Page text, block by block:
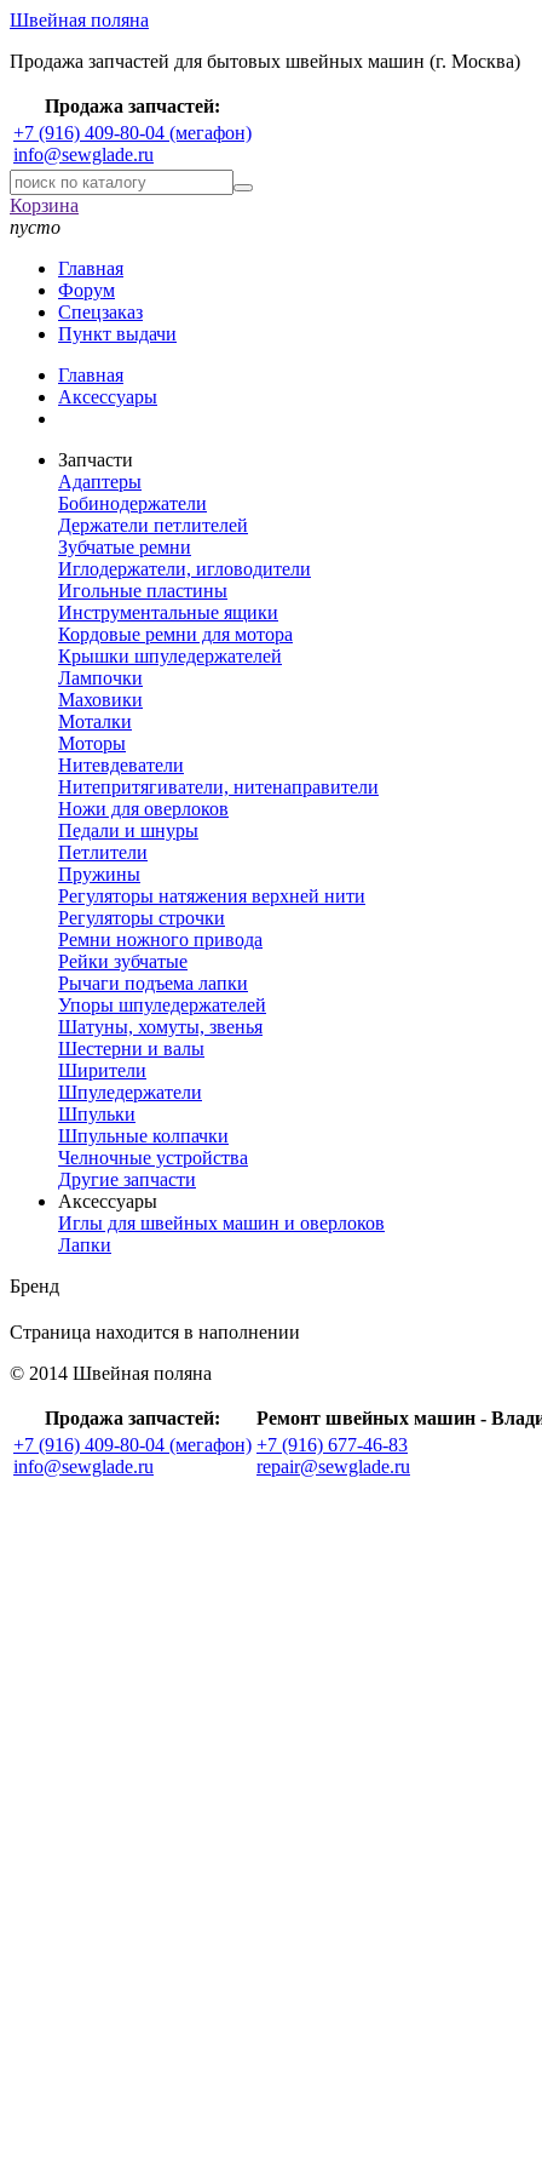
Швейная поляна
Продажа запчастей для бытовых швейных машин (г. Москва)
Продажа запчастей:
+7 (916) 409-80-04 (мегафон)
info@sewglade.ru
Корзина
пусто
Главная
Форум
Спецзаказ
Пункт выдачи
Главная
Аксессуары
Запчасти
Адаптеры
Бобинодержатели
Держатели петлителей
Зубчатые ремни
Иглодержатели, игловодители
Игольные пластины
Инструментальные ящики
Кордовые ремни для мотора
Крышки шпуледержателей
Лампочки
Маховики
Моталки
Моторы
Нитевдеватели
Нитепритягиватели, нитенаправители
Ножи для оверлоков
Педали и шнуры
Петлители
Пружины
Регуляторы натяжения верхней нити
Регуляторы строчки
Ремни ножного привода
Рейки зубчатые
Рычаги подъема лапки
Упоры шпуледержателей
Шатуны, хомуты, звенья
Шестерни и валы
Ширители
Шпуледержатели
Шпульки
Шпульные колпачки
Челночные устройства
Другие запчасти
Аксессуары
Иглы для швейных машин и оверлоков
Лапки
Бренд
Страница находится в наполнении
© 2014 Швейная поляна
Продажа запчастей:
Ремонт швейных машин -
+7 (916) 409-80-04 (мегафон)
info@sewglade.ru
+7 (916) 677-46-83
repair@sewglade.ru